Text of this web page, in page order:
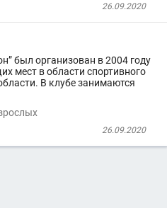
26.09.2020
был организован в 2004 году
мест в области спортивного
В клубе занимаются
26.09.2020